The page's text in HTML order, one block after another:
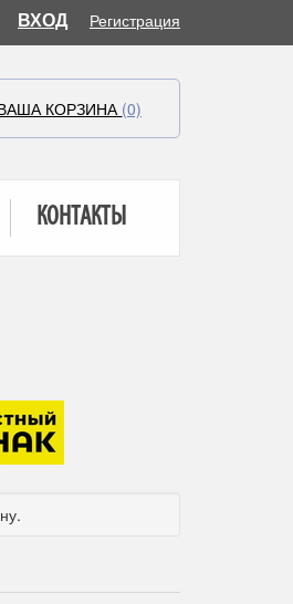
ВХОД Регистрация
КОРЗИНА(0)
КОНТАКТЫ